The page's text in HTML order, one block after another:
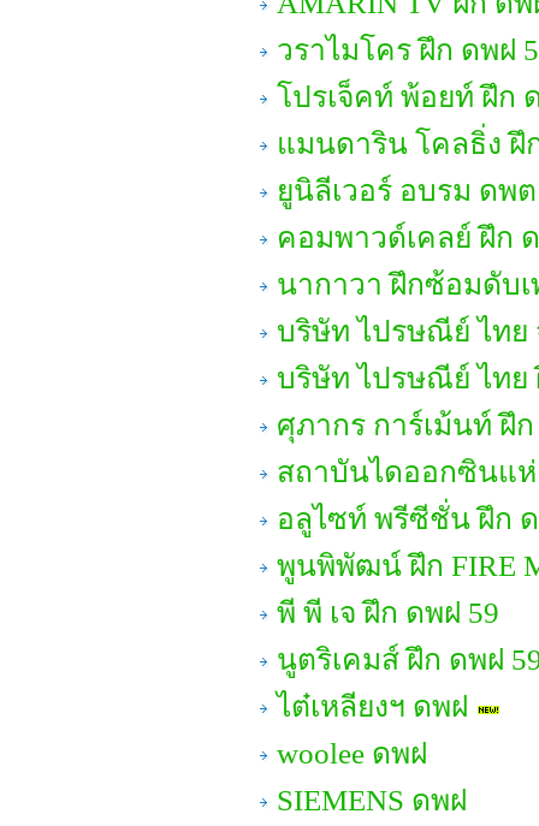
วราไมโคร ฝึก ดพฝ
โปรเจ็คท์ พ้อยท์ ฝึก
แมนดาริน โคลธิ่ง ฝึ
ยูนิลีเวอร์ อบรม ดพต
คอมพาวด์เคลย์ ฝึก
นากาวา ฝึกซ้อมดับเ
บริษัท ไปรษณีย์ ไทย
บริษัท ไปรษณีย์ ไทย
ศุภากร การ์เม้นท์ ฝึ
สถาบันไดออกซินแห่
อลูไซท์ พรีซีชั่น ฝึก
พูนพิพัฒน์ ฝึก FIRE
พี พี เจ ฝึก ดพฝ 59
นูตริเคมส์ ฝึก ดพฝ
ไต๋เหลียงฯ ดพฝ
woolee ดพฝ
SIEMENS ดพฝ